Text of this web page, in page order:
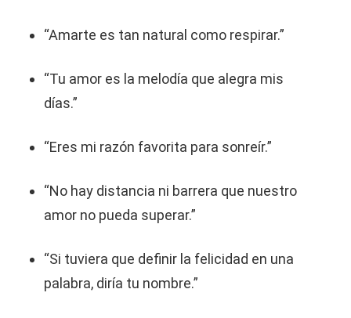
“Amarte es tan natural como respirar.”
“Tu amor es la melodía que alegra mis
días.”
“Eres mi razón favorita para sonreír.”
“No hay distancia ni barrera que nuestro
amor no pueda superar.”
“Si tuviera que definir la felicidad en una
palabra, diría tu nombre.”